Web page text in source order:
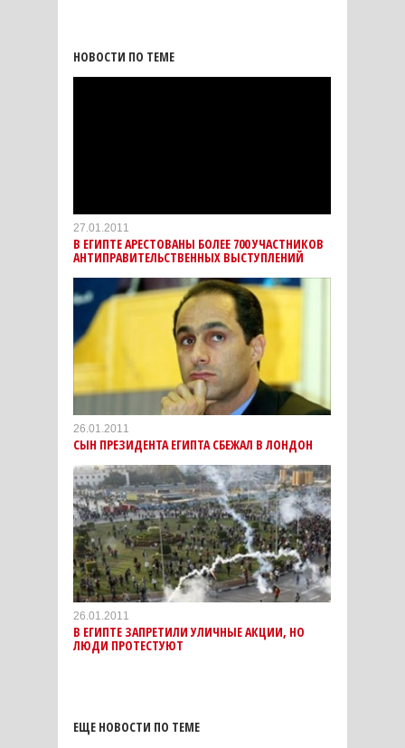
НОВОСТИ ПО ТЕМЕ
27.01.2011
В ЕГИПТЕ АРЕСТОВАНЫ БОЛЕЕ 700 УЧАСТНИКОВ
АНТИПРАВИТЕЛЬСТВЕННЫХ ВЫСТУПЛЕНИЙ
26.01.2011
СЫН ПРЕЗИДЕНТА ЕГИПТА СБЕЖАЛ В ЛОНДОН
26.01.2011
В ЕГИПТЕ ЗАПРЕТИЛИ УЛИЧНЫЕ АКЦИИ, НО
ЛЮДИ ПРОТЕСТУЮТ
ЕЩЕ НОВОСТИ ПО ТЕМЕ